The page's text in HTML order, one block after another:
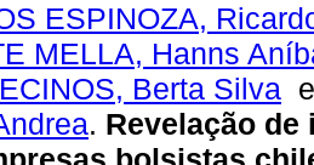
ESPINOZA,
MELLA, Hanns
Berta Silva
. Revelação de